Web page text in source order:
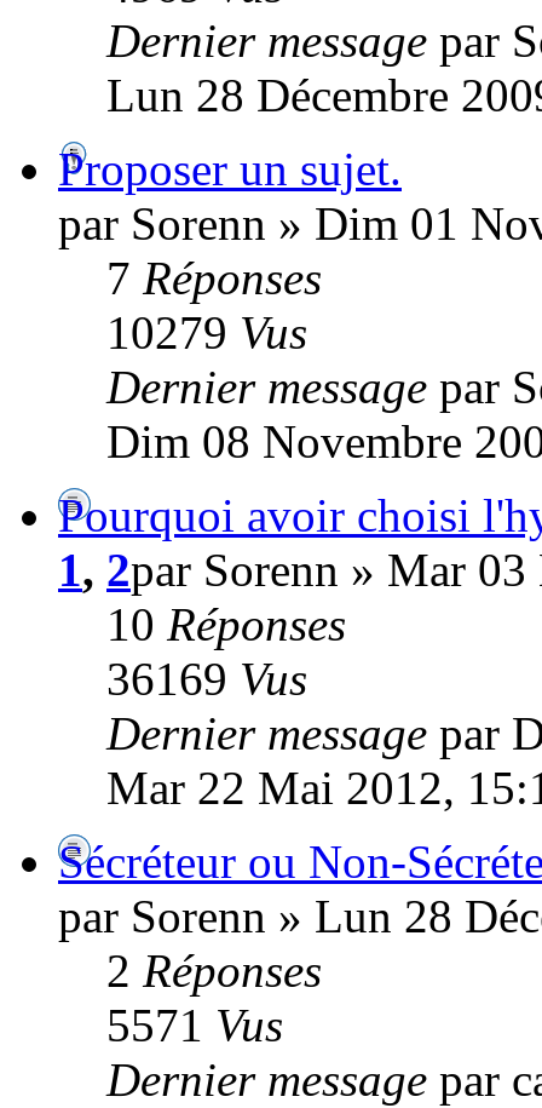
Dernier message par
Lun 28 Décembre
Proposer un sujet.
par Sorenn » Dim 01
7 Réponses
10279 Vus
Dernier message par
Dim 08 Novembre
Pourquoi avoir choisi
1, 2par Sorenn » Mar
10 Réponses
36169 Vus
Dernier message par
Mar 22 Mai 2012,
Sécréteur ou Non-
par Sorenn » Lun 28
2 Réponses
5571 Vus
Dernier message par